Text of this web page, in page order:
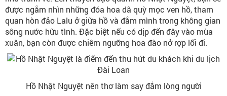
được ngắm nhìn những đóa hoa dã quỳ mọc ven hồ, tham
quan hòn đảo Lalu ở giữa hồ và đắm mình trong không gian
sông nước hữu tình. Đặc biệt nếu có dịp đến đây vào mùa
xuân, bạn còn được chiêm ngưỡng hoa đào nở rợp lối đi.
Hồ Nhật Nguyệt nên thơ làm say đắm lòng người